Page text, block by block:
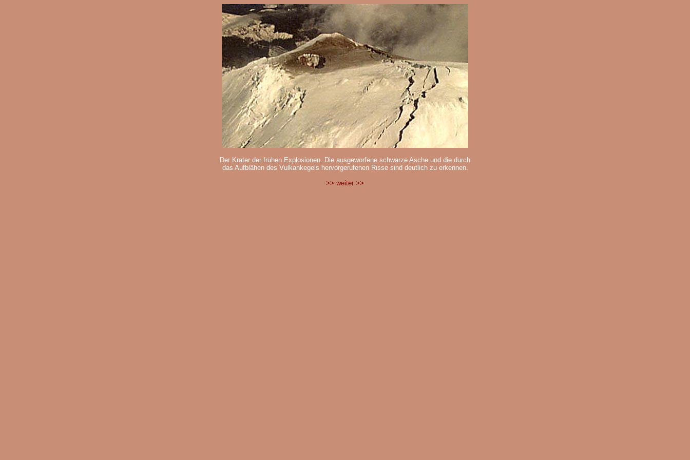
Der Krater der frühen Explosionen. Die ausgeworfene schwarze Asche und die durch
das Aufblähen des Vulkankegels hervorgerufenen Risse sind deutlich zu erkennen.
>> weiter >>